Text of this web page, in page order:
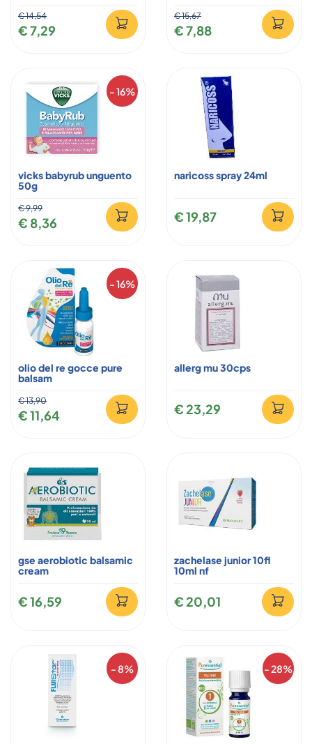
€ 14,54
€ 7,29
€ 15,67
€ 7,88
- 16%
vicks babyrub unguento
50g
€ 9,99
€ 8,36
naricoss spray 24ml
€ 19,87
- 16%
olio del re gocce pure
balsam
€ 13,90
€ 11,64
allerg mu 30cps
€ 23,29
gse aerobiotic balsamic
cream
€ 16,59
zachelase junior 10fl
10ml nf
€ 20,01
- 8% - 28%